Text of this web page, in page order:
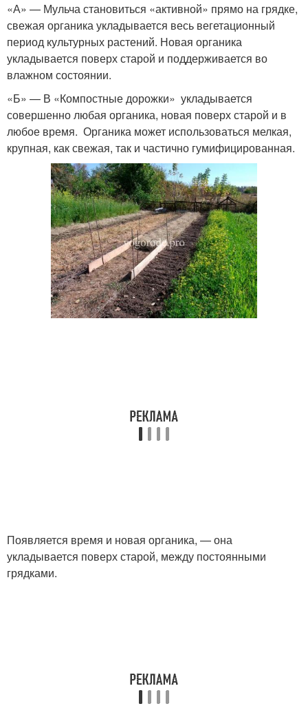
«А» — Мульча становиться «активной» прямо на грядке,
свежая органика укладывается весь вегетационный
период культурных растений. Новая органика
укладывается поверх старой и поддерживается во
влажном состоянии.
«Б» — В «Компостные дорожки» укладывается
совершенно любая органика, новая поверх старой и в
любое время. Органика может использоваться мелкая,
крупная, как свежая, так и частично гумифицированная.
Появляется время и новая органика, — она
укладывается поверх старой, между постоянными
грядками.